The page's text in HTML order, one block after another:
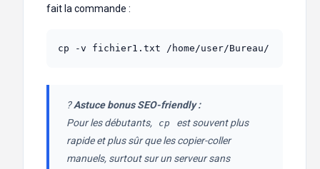
fait la commande :
?Astuce bonus SEO-friendly :
Pour les débutants,
cp
est souvent plus
rapide et plus sûr que les copier-coller
manuels, surtout sur un serveur sans